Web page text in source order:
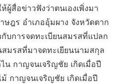
ผู้สื่อข่าวฟังว่าตนเองเพิ่งมา
ฎร อำเภออุ้มผาง จังหวัดตาก
กับการจดทะเบียนสมรสที่แปลก
มรสที่มาจดทะเยียนนามสกุล
น กาญจนเจริญชัย เกิดเมื่อปี
กาญจนเจริญชัย เกิดเมื่อปี